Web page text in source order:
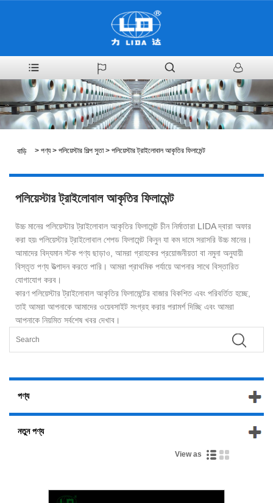
বাড়ি > পণ্য> পলিয়েস্টার শিল্প সুতা> পলিয়েস্টার ট্রাইলোবাল আকৃতির ফিলামেন্ট
পলিয়েস্টার ট্রাইলোবাল আকৃতির ফিলামেন্ট
উচ্চ মানের পলিয়েস্টার ট্রাইলোবাল আকৃতির ফিলামেন্ট চীন নির্মাতারা LIDA দ্বারা অফার
করা হয়৷ পলিয়েস্টার ট্রাইলোবাল শেপড ফিলামেন্ট কিনুন যা কম দামে সরাসরি উচ্চ মানের।
আমাদের বিদ্যমান স্টক পণ্য ছাড়াও, আমরা গ্রাহকের প্রয়োজনীয়তা বা নমুনা অনুযায়ী
বিস্তৃত পণ্য উত্পাদন করতে পারি। আমরা প্রাথমিক পর্যায়ে আপনার সাথে বিস্তারিত
যোগাযোগ করব।
কারণ পলিয়েস্টার ট্রাইলোবাল আকৃতির ফিলামেন্টের বাজার বিকশিত এবং পরিবর্তিত হচ্ছে,
তাই আমরা আপনাকে আমাদের ওয়েবসাইট সংগ্রহ করার পরামর্শ দিচ্ছি এবং আমরা
আপনাকে নিয়মিত সর্বশেষ খবর দেখাব।
পণ্য
নতুন পণ্য
View as